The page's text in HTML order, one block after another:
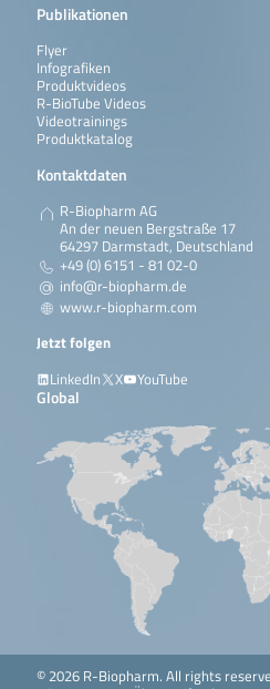
Publikationen
Flyer
Infografiken
Produktvideos
R-BioTube Videos
Videotrainings
Produktkatalog
Kontaktdaten
R-Biopharm AG
An der neuen Bergstraße 17
64297 Darmstadt, Deutschland
+49 (0) 6151 - 81 02-0
info@r-biopharm.de
www.r-biopharm.com
Jetzt folgen
LinkedIn
X YouTube
Global
© 2026 R-Biopharm. All rights